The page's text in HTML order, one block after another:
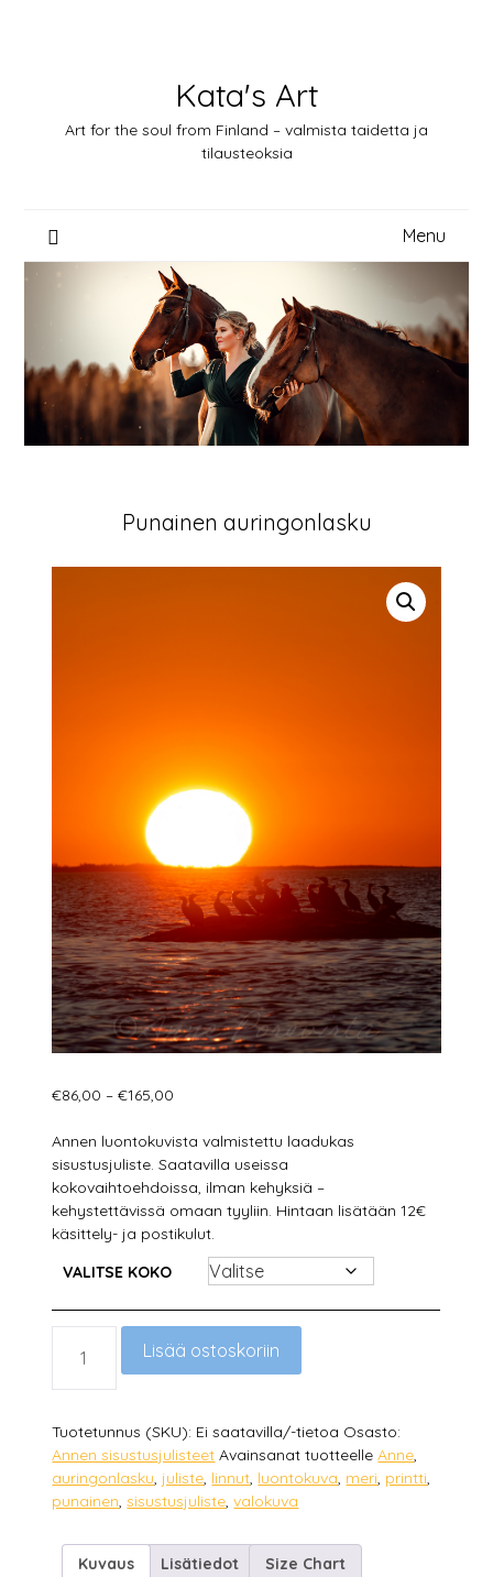
Kata's Art
Art for the soul from Finland – valmista taidetta ja
tilausteoksia
Menu
Punainen auringonlasku
€86,00 – €165,00
-
€165,00
Annen luontokuvista valmistettu laadukas
sisustusjuliste. Saatavilla useissa
kokovaihtoehdoissa, ilman kehyksiä –
kehystettävissä omaan tyyliin. Hintaan lisätään 12€
käsittely- ja postikulut.
VALITSE KOKO
AURINGONLASKULisää ostoskoriin
Tuotetunnus (SKU): Ei saatavilla/-tietoa Osasto:
Annen sisustusjulisteet Avainsanat tuotteelleAnne,
auringonlasku, juliste, linnut, luontokuva, meri, printti,
punainen,sisustusjuliste,valokuva
Kuvaus Lisätiedot Size Chart